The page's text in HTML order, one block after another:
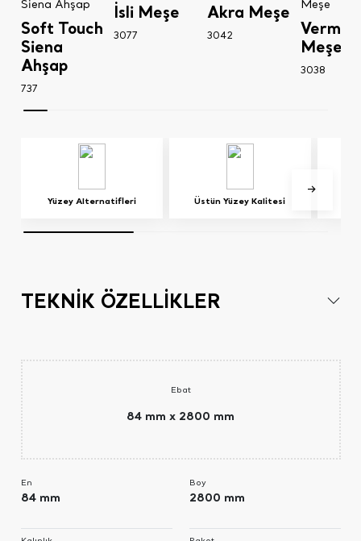
Soft Touch
Siena
Ahşap
737
İsli Meşe
3077
Akra Meşe
3042
Meşe
3038
Yüzey Alternatifleri Üstün Yüzey Kalitesi
TEKNİK ÖZELLİKLER
Ebat
84 mm x 2800 mm
En
84 mm
Boy
2800 mm